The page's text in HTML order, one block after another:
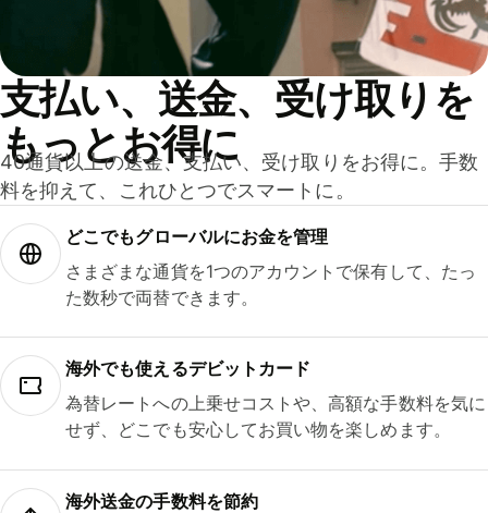
支払い、送金、受け取りを
もっとお得に
40通貨以上の送金、支払い、受け取りをお得に。手数
料を抑えて、これひとつでスマートに。
どこでもグ⁠ロ⁠ー⁠バ⁠ルにお金を管理
さまざまな通貨を1つのアカウントで保有して、たっ
た数秒で両替できます。
海外でも使えるデビットカード
為替レートへの上乗せコストや、高額な手数料を気に
せず、どこでも安心してお買い物を楽しめます。
海外送金の手数料を節約